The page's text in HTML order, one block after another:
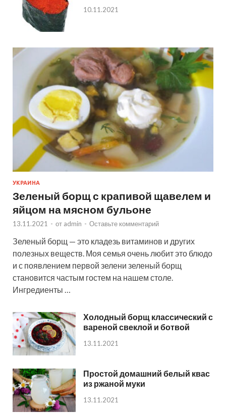
10.11.2021
УКРАИНА
Зеленый борщ с крапивой щавелем и
яйцом на мясном бульоне
13.11.2021 - от admin - Оставьте комментарий
Зеленый борщ — это кладезь витаминов и других
полезных веществ. Моя семья очень любит это блюдо
и с появлением первой зелени зеленый борщ
становится частым гостем на нашем столе.
Ингредиенты …
Холодный борщ классический с
вареной свеклой и ботвой
13.11.2021
Простой домашний белый квас
из ржаной муки
13.11.2021